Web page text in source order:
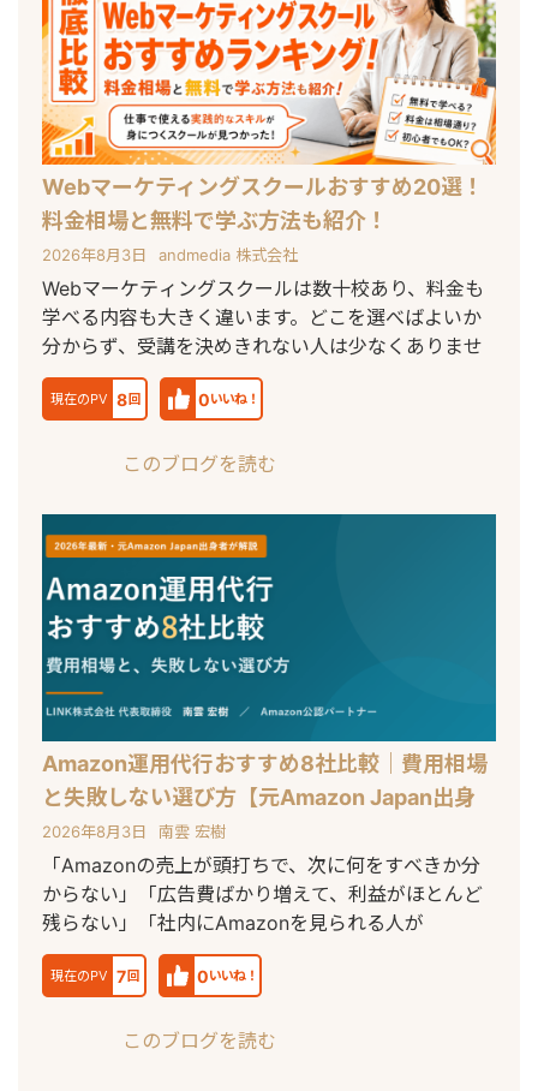
Webマーケティングスクールおすすめ20選！
料金相場と無料で学ぶ方法も紹介！
2026年8月3日 andmedia 株式会社
現在のPV 8 回 0いいね！
Webマーケティングスクールは数十校あり、料金も
学べる内容も大きく違います。どこを選べばよいか
分からず、受講を決めきれない人は少なくありませ
このブログを読む
Amazon運用代行おすすめ8社比較｜費用相場
と失敗しない選び方【元Amazon Japan出身
者が解説】
2026年8月3日 南雲 宏樹
現在のPV 7 回 0いいね！
「Amazonの売上が頭打ちで、次に何をすべきか分
からない」「広告費ばかり増えて、利益がほとんど
残らない」「社内にAmazonを見られる人が
このブログを読む